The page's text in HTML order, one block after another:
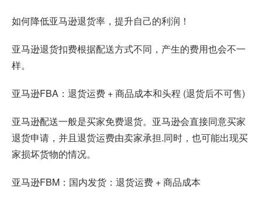
如何降低亚马逊退货率，提升自己的利润！
亚马逊退货扣费根据配送方式不同，产生的费用也会不一
样。
亚马逊FBA ：退货运费 + 商品成本和头程 (退货后不可售)
亚马逊配送一般是买家免费退货。亚马逊会直接同意买家
退货申请，并且退货运费由卖家承担.同时，也可能出现买
家损坏货物的情况。
亚马逊FBM：国内发货：退货运费 + 商品成本